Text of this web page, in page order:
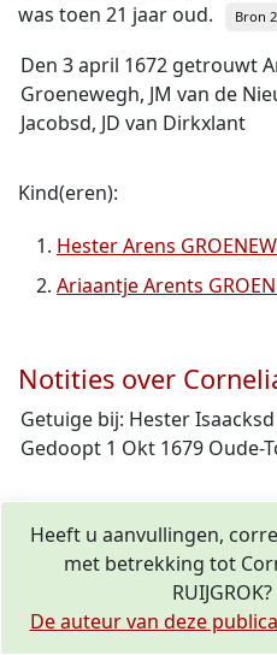
was toen 21 jaar oud.
Bron 2
Den 3 april 1672 getrouwt
Groenewegh, JM van de
Jacobsd, JD van Dirkxlant
Kind(eren):
Hester Arens
Ariaantje Arents
Notities over
Getuige bij: Hester Isaacksd
Gedoopt 1 Okt 1679 Oude-
Heeft u aanvullingen,
met betrekking tot
RUIJGROK?
De auteur van deze